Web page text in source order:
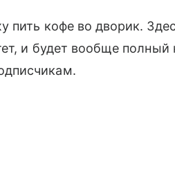
пить кофе во дворик.
и будет вообще полный